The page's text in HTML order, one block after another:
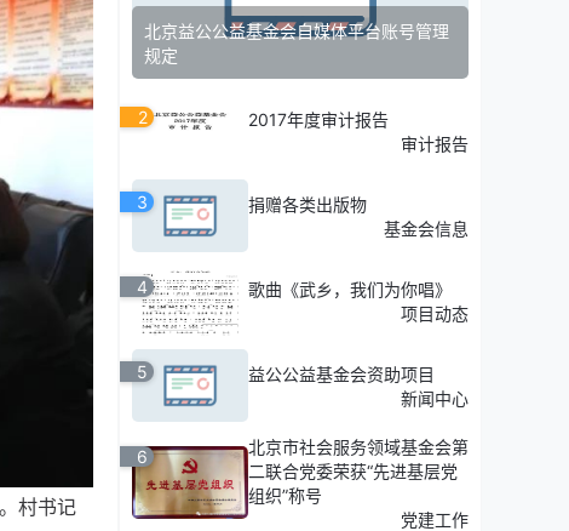
村书记
北京益公公益基金会自媒体平台账号管理
规定
2
2017年度审计报告
审计报告
3
捐赠各类出版物
基金会信息
4
歌曲《武乡，我们为你唱》
项目动态
5
益公公益基金会资助项目
新闻中心
6
北京市社会服务领域基金会第
二联合党委荣获“先进基层党
组织”称号
党建工作